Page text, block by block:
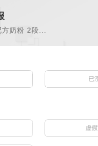
奶粉 2段...
已
虚